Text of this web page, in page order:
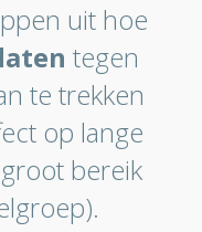
uit hoe
tegen
te trekken
op lange
bereik